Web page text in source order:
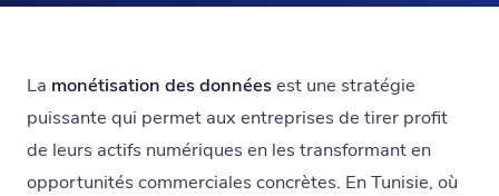
La monétisation des donnéesest une stratégie
puissante qui permet aux entreprises de tirer profit
de leurs actifs numériques en les transformant en
opportunités commerciales concrètes. En Tunisie, où